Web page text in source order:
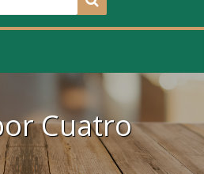
Cuatro